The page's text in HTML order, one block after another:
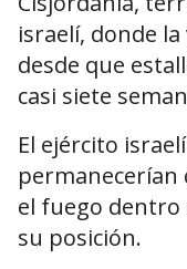
israelí, donde
desde que
casi siete
El ejército
permanecerían
el fuego dentro
su posición.